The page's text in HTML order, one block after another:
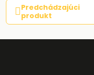
Predchádzajúci
produkt